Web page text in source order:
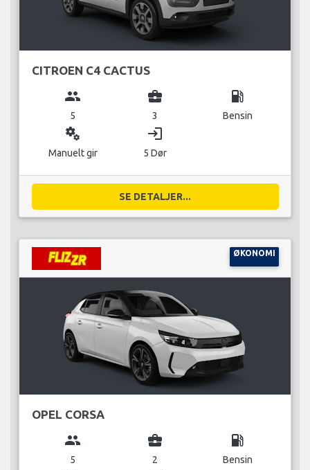
CITROEN C4 CACTUS
group
5
business_center
3
local_gas_station
Bensin
miscellaneous_services
Manuelt gir
login
5 Dør
SE DETALJER...
ØKONOMI
OPEL CORSA
group
5
business_center
2
local_gas_station
Bensin